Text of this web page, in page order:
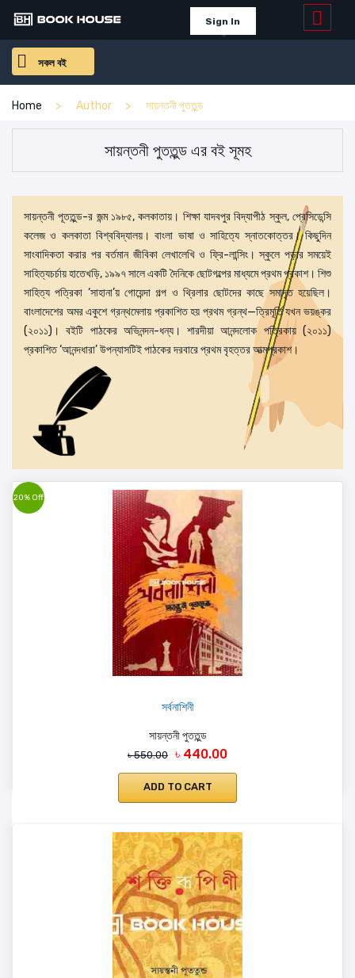
Sign In
সকল বই
Home Author সায়ন্তনী পুততুন্ড
সায়ন্তনী পুততুন্ড এর বই সূমহ
সায়ন্তনী পূততুন্ড-র জন্ম ১৯৮৫, কলকাতায়। শিক্ষা যাদবপুর বিদ্যাপীঠ স্কুল, প্রেসিডেন্সি
কলেজ ও কলকাতা বিশ্ববিদ্যালয়। বাংলা ভাষা ও সাহিত্যে স্নাতকোত্তর। কিছুদিন
সাংবাদিকতা করার পর বর্তমান জীবিকা লেখালেখি ও ফ্রি-লান্সিং। স্কুলে পড়ার সময়েই
সাহিত্যচর্চায় হাতেখড়ি, ১৯৯৭ সালে একটি দৈনিকে ছোটগল্পের মাধ্যমে প্রথম প্রকাশ। শিশু
সাহিত্য পত্রিকা ‘সাহানা’য় গোয়েন্দা গল্প ও থ্রিলার ছোটদের কাছে সমাদৃত হয়েছিল।
বাংলাদেশের অমর একুশে গ্রন্থমেলায় প্রকাশিত হয় প্রথম গ্রন্থ—ত্রিমূর্তি যখন ভয়ঙ্কর
(২০১১)। বইটি পাঠকের অভিনন্দন-ধন্য। শারদীয়া আনন্দলোক পত্রিকায় (২০১১)
প্রকাশিত ‘আনন্দধারা’ উপন্যাসটিই পাঠকের দরবারে প্রথম বৃহত্তর আত্মপ্রকাশ।
20% Off
সর্বনাশিনী
সায়ন্তনী পুততুন্ড
৳ 550.00 ৳ 440.00
ADD TO CART